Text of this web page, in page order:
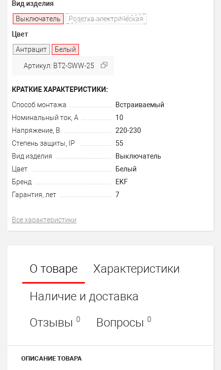
Вид изделия
Выключатель
Розетка электрическая
Цвет
Антрацит
Белый
Артикул: BT2-SWW-25
КРАТКИЕ ХАРАКТЕРИСТИКИ:
Способ монтажа
Встраиваемый
Номинальный ток, А
10
Напряжение, В
220-230
Степень защиты, IP
55
Вид изделия
Выключатель
Цвет
Белый
Бренд
EKF
Гарантия, лет
7
Все характеристики
О товаре
Характеристики
Наличие и доставка
Отзывы 0 Вопросы 0
ОПИСАНИЕ ТОВАРА